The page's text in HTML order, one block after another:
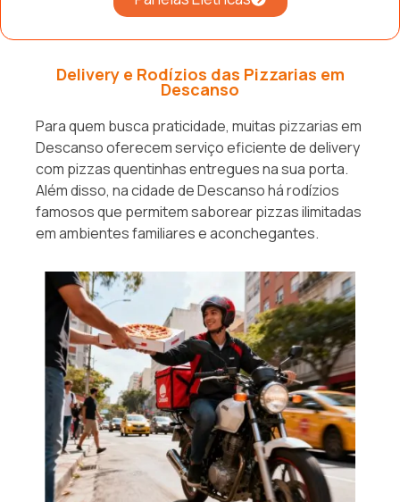
Delivery e Rodízios das Pizzarias em
Descanso
Para quem busca praticidade, muitas pizzarias em
Descanso oferecem serviço eficiente de delivery
com pizzas quentinhas entregues na sua porta.
Além disso, na cidade de Descanso há rodízios
famosos que permitem saborear pizzas ilimitadas
em ambientes familiares e aconchegantes.